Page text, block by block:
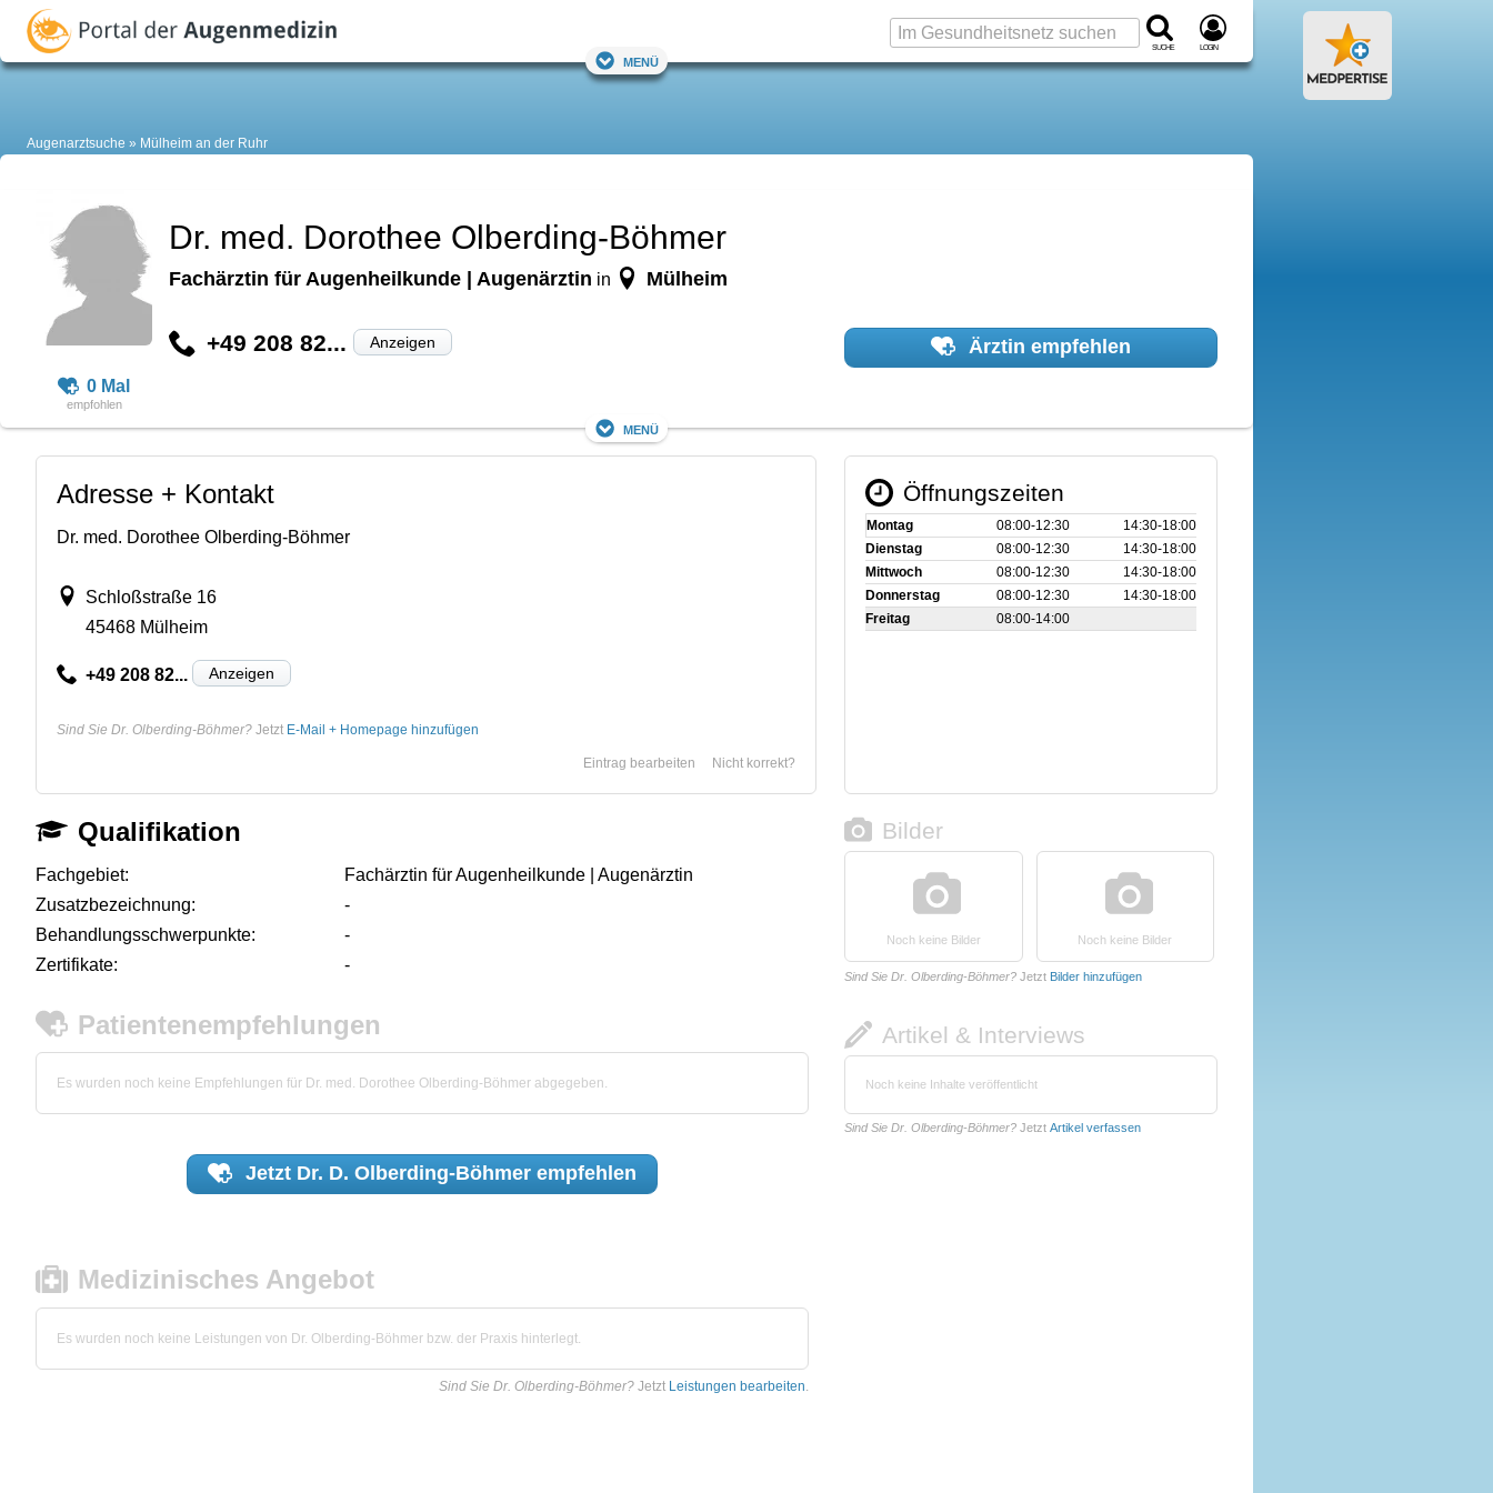
Suche Login
Menü
Augenarztsuche Mülheim an der Ruhr
0 Mal
Dr. med. Dorothee Olberding-Böhmer
Fachärztin für Augenheilkunde | Augenärztin in Mülheim
+49 208 82... Anzeigen Ärztin empfehlen
Menü
Adresse + Kontakt
Dr. med. Dorothee Olberding-Böhmer
Schloßstraße 16
45468 Mülheim
+49 208 82... Anzeigen
Sind Sie Dr. Olberding-Böhmer? Jetzt E-Mail + Homepage hinzufügen
Nicht korrekt?
Eintrag bearbeiten
Öffnungszeiten
Montag 08:00‑12:30
14:30‑18:00
Dienstag
08:00‑12:30
14:30‑18:00
Mittwoch
08:00‑12:30
14:30‑18:00
Donnerstag
08:00‑12:30
14:30‑18:00
Freitag
08:00‑14:00
Qualifikation
Fachgebiet:
Fachärztin für Augenheilkunde | Augenärztin
Zusatzbezeichnung:
-
Behandlungsschwerpunkte:
-
Zertifikate:
-
Patientenempfehlungen
Es wurden noch keine Empfehlungen für Dr. med. Dorothee Olberding-Böhmer abgegeben.
Jetzt Dr. D. Olberding-Böhmerempfehlen
Medizinisches Angebot
Es wurden noch keine Leistungen von Dr. Olberding-Böhmer bzw. der Praxis hinterlegt.
Sind Sie Dr. Olberding-Böhmer? Jetzt Leistungen bearbeiten.
Bilder
Noch keine Bilder Noch keine Bilder
Sind Sie Dr. Olberding-Böhmer? Jetzt Bilder hinzufügen
Artikel & Interviews
Noch keine Inhalte veröffentlicht
Sind Sie Dr. Olberding-Böhmer? Jetzt Artikel verfassen